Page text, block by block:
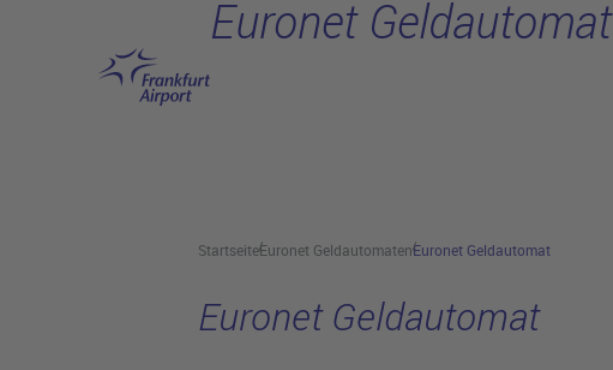
Euronet Geldautomat
StartseiteEuronet GeldautomatenEuronet Geldautomat
Euronet Geldautomat